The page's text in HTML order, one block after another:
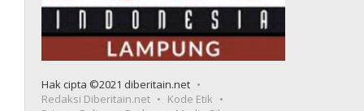
Hak cipta ©2021 diberitain.net
Redaksi Diberitain.net
Kode Etik